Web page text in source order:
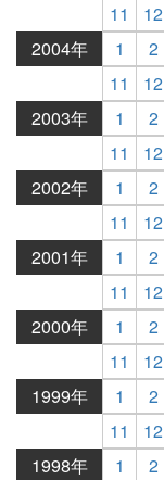
11
12
2004年
1 2
11
12
2003年
1 2
11
12
2002年
1 2
11
12
2001年
1 2
11
12
2000年
1 2
11
12
1999年
1 2
11
12
1998年
1 2